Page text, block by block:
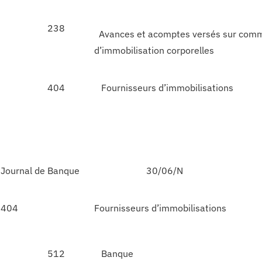
238
Avances et acomptes versés sur
d’immobilisation corporelles
404 Fournisseurs d’immobilisations
Journal de Banque 30/06/N
404 Fournisseurs d’immobilisations
512 Banque